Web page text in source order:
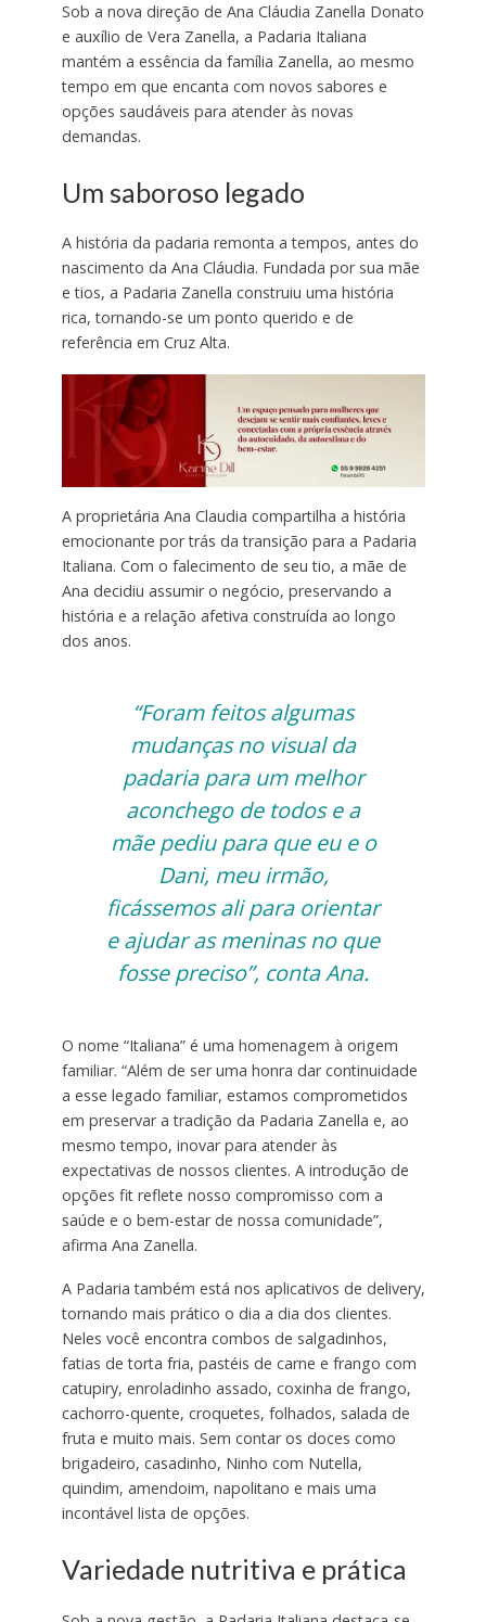
Sob a nova direção de Ana Cláudia Zanella Donato
e auxílio de Vera Zanella, a Padaria Italiana
mantém a essência da família Zanella, ao mesmo
tempo em que encanta com novos sabores e
opções saudáveis para atender às novas
demandas.
Um saboroso legado
A história da padaria remonta a tempos, antes do
nascimento da Ana Cláudia. Fundada por sua mãe
e tios, a Padaria Zanella construiu uma história
rica, tornando-se um ponto querido e de
referência em Cruz Alta.
A proprietária Ana Claudia compartilha a história
emocionante por trás da transição para a Padaria
Italiana. Com o falecimento de seu tio, a mãe de
Ana decidiu assumir o negócio, preservando a
história e a relação afetiva construída ao longo
dos anos.
“Foram feitos algumas
mudanças no visual da
padaria para um melhor
aconchego de todos e a
mãe pediu para que eu e o
Dani, meu irmão,
ficássemos ali para orientar
e ajudar as meninas no que
fosse preciso”, conta Ana.
O nome “Italiana” é uma homenagem à origem
familiar. “Além de ser uma honra dar continuidade
a esse legado familiar, estamos comprometidos
em preservar a tradição da Padaria Zanella e, ao
mesmo tempo, inovar para atender às
expectativas de nossos clientes. A introdução de
opções fit reflete nosso compromisso com a
saúde e o bem-estar de nossa comunidade”,
afirma Ana Zanella.
A Padaria também está nos aplicativos de delivery,
tornando mais prático o dia a dia dos clientes.
Neles você encontra combos de salgadinhos,
fatias de torta fria, pastéis de carne e frango com
catupiry, enroladinho assado, coxinha de frango,
cachorro-quente, croquetes, folhados, salada de
fruta e muito mais. Sem contar os doces como
brigadeiro, casadinho, Ninho com Nutella,
quindim, amendoim, napolitano e mais uma
incontável lista de opções.
Variedade nutritiva e prática